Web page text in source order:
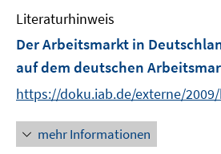
f
f
n
e
n
Literaturhinweis
Der Arbeitsmarkt in
auf dem deutschen
https://doku.iab.de/externe/
mehr Informationen